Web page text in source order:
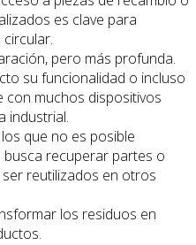
es clave para
pero más profunda.
su funcionalidad o incluso
muchos dispositivos
industrial.
que no es posible
recuperar partes o
reutilizados en otros
los residuos en